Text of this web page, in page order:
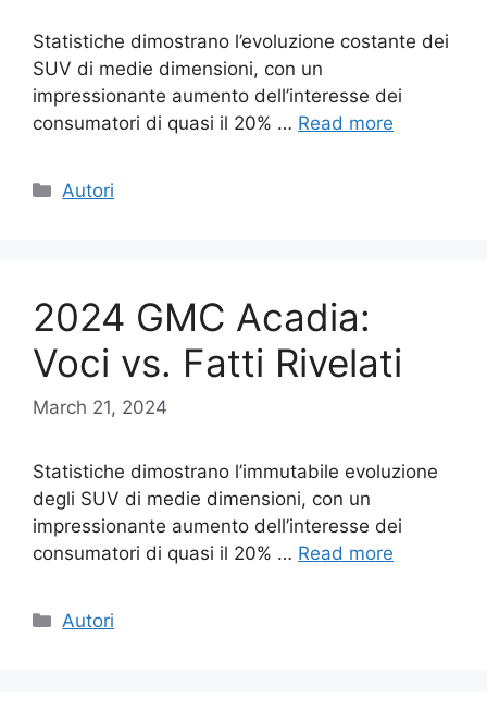
Statistiche dimostrano l’evoluzione costante dei
SUV di medie dimensioni, con un
impressionante aumento dell’interesse dei
consumatori di quasi il 20% … Read more
Categories
Autori
2024 GMC Acadia:
Voci vs. Fatti Rivelati
March 21, 2024
Statistiche dimostrano l’immutabile evoluzione
degli SUV di medie dimensioni, con un
impressionante aumento dell’interesse dei
consumatori di quasi il 20% … Read more
Categories
Autori